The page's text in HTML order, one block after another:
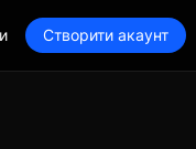
Створити акаунт